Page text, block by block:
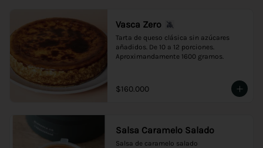
Vasca Zero
Tarta de queso clásica sin azúcares
añadidos. De 10 a 12 porciones.
Aproximandamente 1600 gramos.
$160.000
Salsa Caramelo Salado
Salsa de caramelo salado